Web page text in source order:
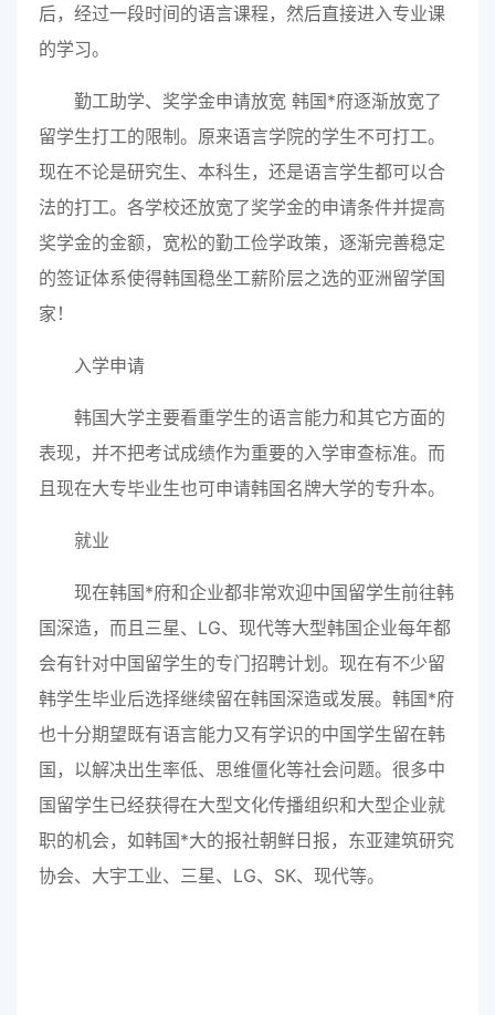
后，经过一段时间的语言课程，然后直接进入专业课
的学习。
勤工助学、奖学金申请放宽 韩国*府逐渐放宽了
留学生打工的限制。原来语言学院的学生不可打工。
现在不论是研究生、本科生，还是语言学生都可以合
法的打工。各学校还放宽了奖学金的申请条件并提高
奖学金的金额，宽松的勤工俭学政策，逐渐完善稳定
的签证体系使得韩国稳坐工薪阶层之选的亚洲留学国
家！
入学申请
韩国大学主要看重学生的语言能力和其它方面的
表现，并不把考试成绩作为重要的入学审查标准。而
且现在大专毕业生也可申请韩国名牌大学的专升本。
就业
现在韩国*府和企业都非常欢迎中国留学生前往韩
国深造，而且三星、LG、现代等大型韩国企业每年都
会有针对中国留学生的专门招聘计划。现在有不少留
韩学生毕业后选择继续留在韩国深造或发展。韩国*府
也十分期望既有语言能力又有学识的中国学生留在韩
国，以解决出生率低、思维僵化等社会问题。很多中
国留学生已经获得在大型文化传播组织和大型企业就
职的机会，如韩国*大的报社朝鲜日报，东亚建筑研究
协会、大宇工业、三星、LG、SK、现代等。